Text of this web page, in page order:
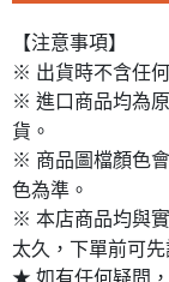
【注意事項】
※ 出貨時不含任
※ 進口商品均為
貨。
※ 商品圖檔顏色
色為準。
※ 本店商品均與
太久，下單前可
★ 如有任何疑問，